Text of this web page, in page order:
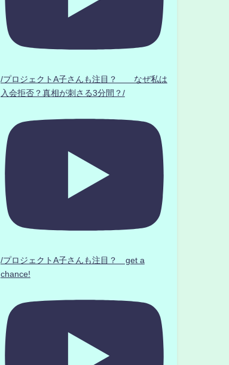
/プロジェクトA子さんも注目？ なぜ私は
入会拒否？真相が刺さる3分間？/
/プロジェクトA子さんも注目？ get a
chance!